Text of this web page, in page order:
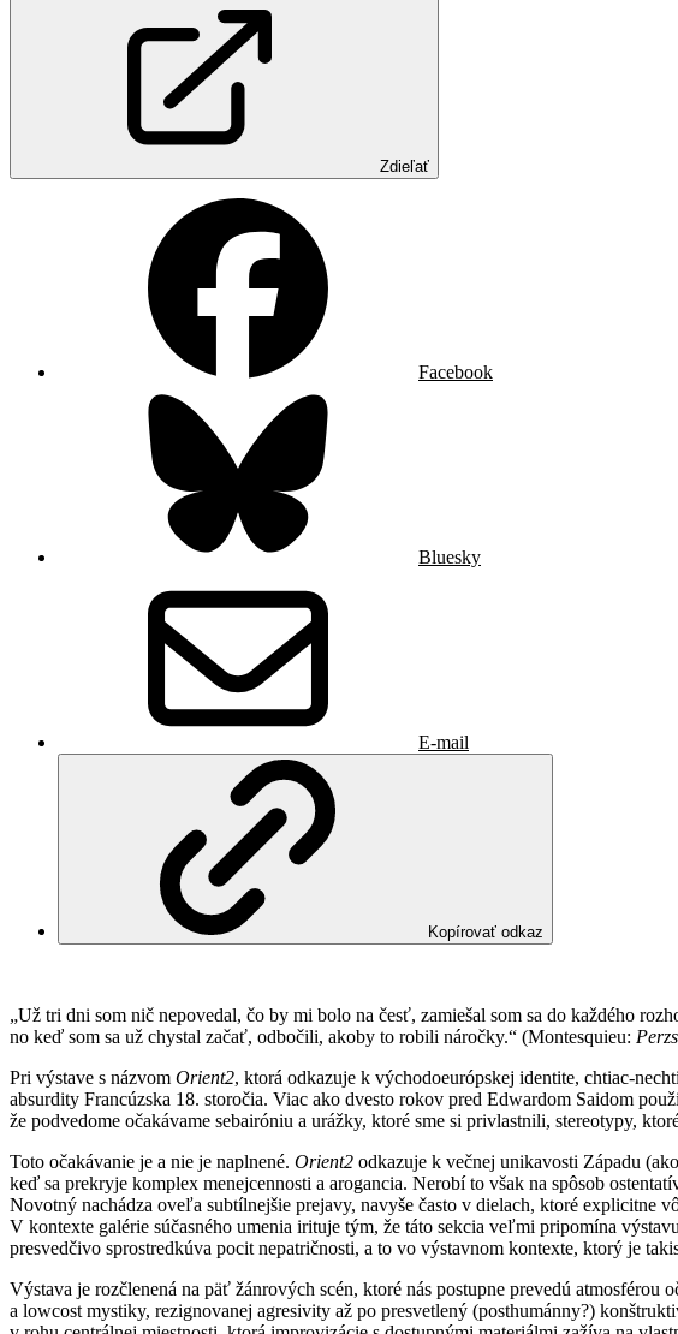
Zdieľať
Facebook
Bluesky
E-mail
Kopírovať odkaz
„Už tri dni som nič nepovedal, čo by mi bolo na česť, zamiešal som sa do každého
no keď som sa už chystal začať, odbočili, akoby to robili náročky.“ (Montesquieu:
Pri výstave s názvom Orient2, ktorá odkazuje k východoeurópskej identite, chtiac-
absurdity Francúzska 18. storočia. Viac ako dvesto rokov pred Edwardom Saidom
že podvedome očakávame sebairóniu a urážky, ktoré sme si privlastnili, stereotypy,
Toto očakávanie je a nie je naplnené. Orient2 odkazuje k večnej unikavosti Západu
keď sa prekryje komplex menejcennosti a arogancia. Nerobí to však na spôsob
Novotný nachádza oveľa subtílnejšie prejavy, navyše často v dielach, ktoré explicitne
V kontexte galérie súčasného umenia irituje tým, že táto sekcia veľmi pripomína
presvedčivo sprostredkúva pocit nepatričnosti, a to vo výstavnom kontexte, ktorý je
Výstava je rozčlenená na päť žánrových scén, ktoré nás postupne prevedú
a lowcost mystiky, rezignovanej agresivity až po presvetlený (posthumánny?)